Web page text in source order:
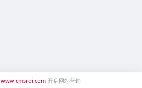
www.cmsroi.com 开启网站营销